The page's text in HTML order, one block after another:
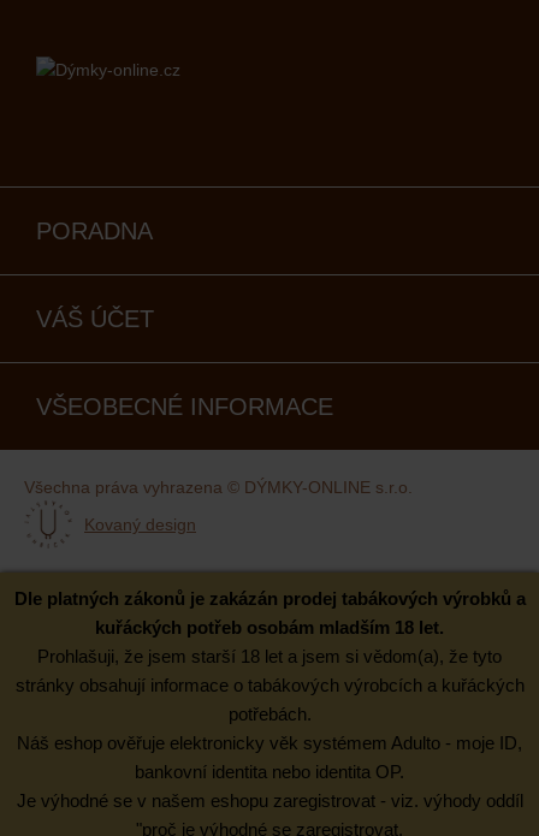
PORADNA
VÁŠ ÚČET
VŠEOBECNÉ INFORMACE
Všechna práva vyhrazena © DÝMKY-ONLINE s.r.o.
Kovaný design
Dle platných zákonů je zakázán prodej tabákových výrobků a
kuřáckých potřeb osobám mladším 18 let.
Prohlašuji, že jsem starší 18 let a jsem si vědom(a), že tyto
stránky obsahují informace o tabákových výrobcích a kuřáckých
potřebách.
Náš eshop ověřuje elektronicky věk systémem Adulto - moje ID,
bankovní identita nebo identita OP.
Je výhodné se v našem eshopu zaregistrovat - viz. výhody oddíl
"proč je výhodné se zaregistrovat.